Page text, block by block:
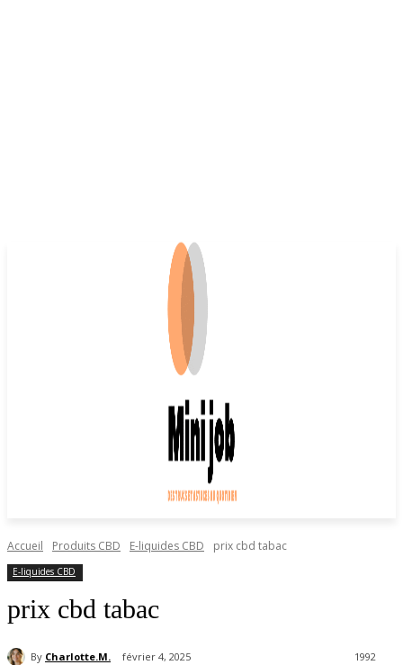
Accueil Produits CBD E-liquides CBD prix cbd tabac
E-liquides CBD
prix cbd tabac
By Charlotte.M. février 4, 2025 1992